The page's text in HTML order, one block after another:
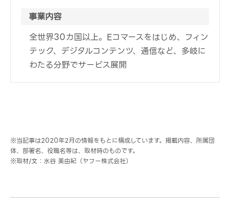
事業内容
全世界30カ国以上。Eコマースをはじめ、フィン
テック、デジタルコンテンツ、通信など、多岐に
わたる分野でサービス展開
※当記事は2020年2月の情報をもとに構成しています。掲載内容、所属団
体、部署名、役職名等は、取材時のものです。
※取材/文：水谷 美由紀（ヤフー株式会社）